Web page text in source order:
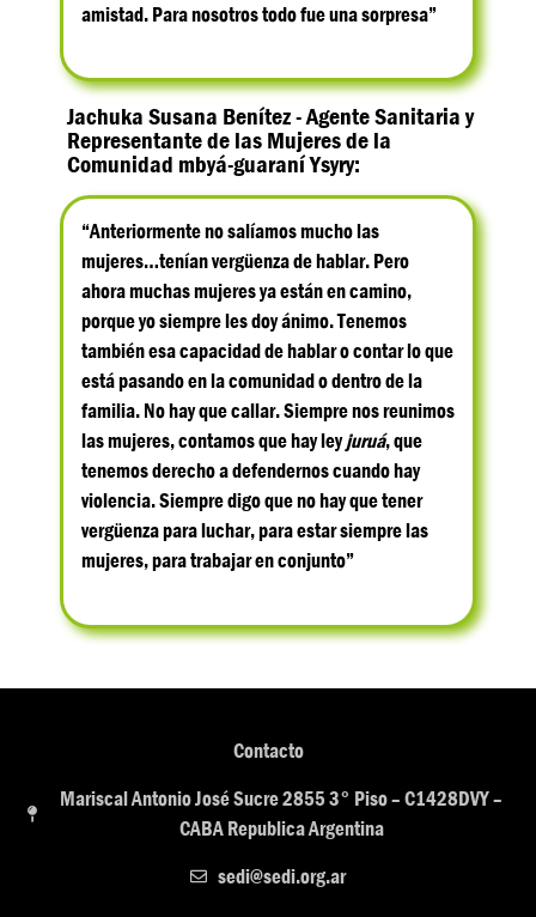
amistad. Para nosotros todo fue una sorpresa”
Jachuka Susana Benítez - Agente Sanitaria y
Representante de las Mujeres de la
Comunidad mbyá-guaraní Ysyry:
“Anteriormente no salíamos mucho las
mujeres…tenían vergüenza de hablar. Pero
ahora muchas mujeres ya están en camino,
porque yo siempre les doy ánimo. Tenemos
también esa capacidad de hablar o contar lo que
está pasando en la comunidad o dentro de la
familia. No hay que callar. Siempre nos reunimos
las mujeres, contamos que hay leyjuruá, que
tenemos derecho a defendernos cuando hay
violencia. Siempre digo que no hay que tener
vergüenza para luchar, para estar siempre las
mujeres, para trabajar en conjunto”
Contacto
Mariscal Antonio José Sucre 2855 3° Piso – C1428DVY –
CABA Republica Argentina
sedi@sedi.org.ar